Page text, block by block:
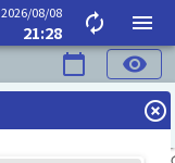
2026/08/08
21:28 autorenew
menu
calendar_today visibility
highlight_off